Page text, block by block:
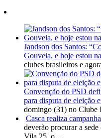
Jandson dos Santos:
Gouveia, e hoje estou
clubes brasileiros e
Convenção do PSD
para disputa de eleição
domingo (31) no Clube
Casca realiza
deverão procurar a